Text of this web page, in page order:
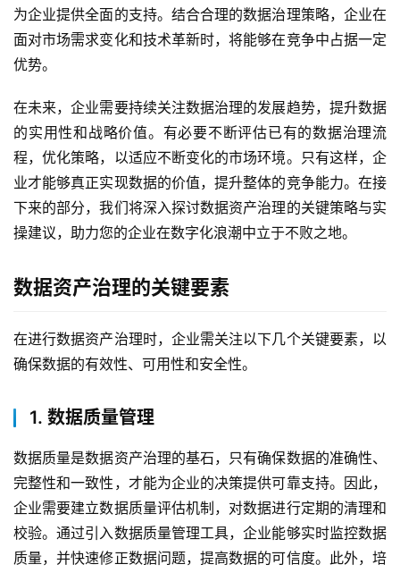
为企业提供全面的支持。结合合理的数据治理策略，企业在
面对市场需求变化和技术革新时，将能够在竞争中占据一定
优势。
在未来，企业需要持续关注数据治理的发展趋势，提升数据
的实用性和战略价值。有必要不断评估已有的数据治理流
程，优化策略，以适应不断变化的市场环境。只有这样，企
业才能够真正实现数据的价值，提升整体的竞争能力。在接
下来的部分，我们将深入探讨数据资产治理的关键策略与实
操建议，助力您的企业在数字化浪潮中立于不败之地。
数据资产治理的关键要素
在进行数据资产治理时，企业需关注以下几个关键要素，以
确保数据的有效性、可用性和安全性。
1. 数据质量管理
数据质量是数据资产治理的基石，只有确保数据的准确性、
完整性和一致性，才能为企业的决策提供可靠支持。因此，
企业需要建立数据质量评估机制，对数据进行定期的清理和
校验。通过引入数据质量管理工具，企业能够实时监控数据
质量，并快速修正数据问题，提高数据的可信度。此外，培